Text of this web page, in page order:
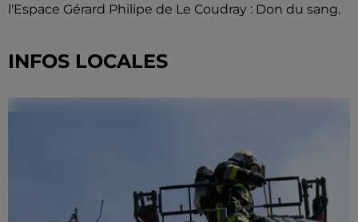
l'Espace Gérard Philipe de Le Coudray : Don du sang.
INFOS LOCALES